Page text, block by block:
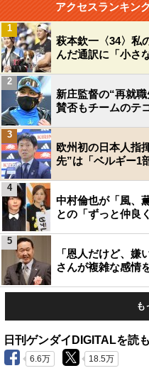
アクセスランキン
萩本欽一〈34〉私
んだ通訳に「小さ
1
新庄監督の“再就
賛否もチームのテ
2
欧州初の日本人指
先”は「ベルギー1
3
中村倫也が「風、
との「ずっと仲良
4
「恩人だけど、嫌
さんが複雑な感情
5
も
日刊ゲンダイDIGITALを読
6.6万 18.5万